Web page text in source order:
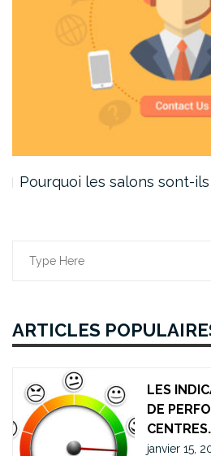
Pourquoi les salons sont-
Search
ARTICLES
LES
DE
janvier 15,